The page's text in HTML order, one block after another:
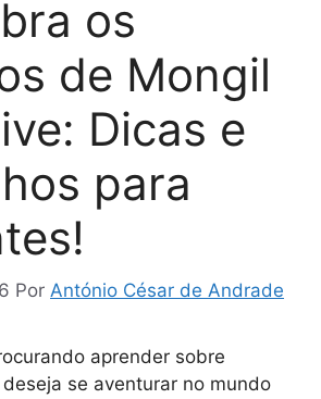
os
de Mongil
Dicas e
para
Por António César de Andrade
aprender sobre
se aventurar no mundo